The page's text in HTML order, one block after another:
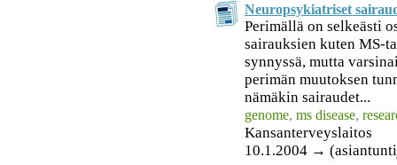
Neuropsykiatriset
Perimällä on selkeästi
sairauksien kuten MS-
synnyssä, mutta
perimän muutoksen
nämäkin sairaudet...
genome, ms disease,
Kansanterveyslaitos
10.1.2004 →